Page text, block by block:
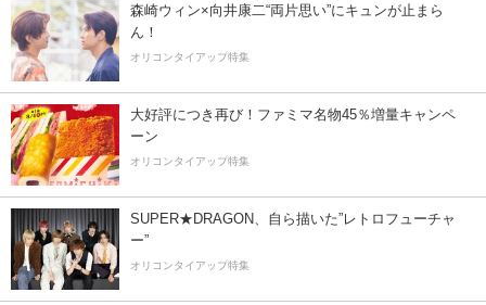
森崎ウィン×向井康二“両片思い”にキュンが止まら
ん！
オリコンタイアップ特集
大好評につき再び！ファミマ名物45％増量キャンペ
ーン
オリコンタイアップ特集
SUPER★DRAGON、自ら描いた”レトロフューチャ
ー”
オリコンタイアップ特集